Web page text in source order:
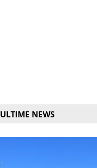
ULTIME NEWS